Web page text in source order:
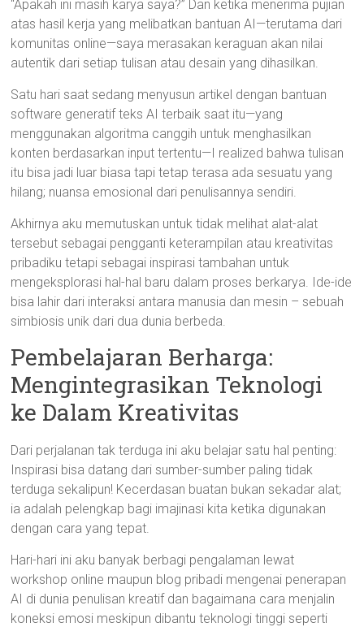
“Apakah ini masih karya saya?” Dan ketika menerima pujian
atas hasil kerja yang melibatkan bantuan AI—terutama dari
komunitas online—saya merasakan keraguan akan nilai
autentik dari setiap tulisan atau desain yang dihasilkan.
Satu hari saat sedang menyusun artikel dengan bantuan
software generatif teks AI terbaik saat itu—yang
menggunakan algoritma canggih untuk menghasilkan
konten berdasarkan input tertentu—I realized bahwa tulisan
itu bisa jadi luar biasa tapi tetap terasa ada sesuatu yang
hilang; nuansa emosional dari penulisannya sendiri.
Akhirnya aku memutuskan untuk tidak melihat alat-alat
tersebut sebagai pengganti keterampilan atau kreativitas
pribadiku tetapi sebagai inspirasi tambahan untuk
mengeksplorasi hal-hal baru dalam proses berkarya. Ide-ide
bisa lahir dari interaksi antara manusia dan mesin – sebuah
simbiosis unik dari dua dunia berbeda.
Pembelajaran Berharga:
Mengintegrasikan Teknologi
ke Dalam Kreativitas
Dari perjalanan tak terduga ini aku belajar satu hal penting:
Inspirasi bisa datang dari sumber-sumber paling tidak
terduga sekalipun! Kecerdasan buatan bukan sekadar alat;
ia adalah pelengkap bagi imajinasi kita ketika digunakan
dengan cara yang tepat.
Hari-hari ini aku banyak berbagi pengalaman lewat
workshop online maupun blog pribadi mengenai penerapan
AI di dunia penulisan kreatif dan bagaimana cara menjalin
koneksi emosi meskipun dibantu teknologi tinggi seperti